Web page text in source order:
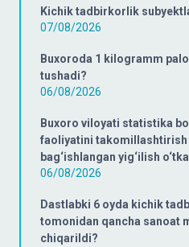
Kichik tadbirkorlik
07/08/2026
Buxoroda 1 kilogramm
tushadi?
06/08/2026
Buxoro viloyati statistika
faoliyatini takomillashtirish
bag‘ishlangan yig‘ilish
06/08/2026
Dastlabki 6 oyda kichik
tomonidan qancha sanoat
chiqarildi?